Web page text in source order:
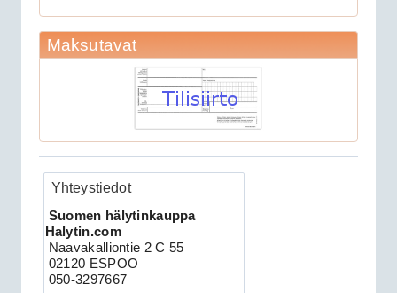
279.00€
Clifford 330X2 autohälytin +
ultraääniliikeilmaisin DEI 509U
Maksutavat
Yhteystiedot
Suomen hälytinkauppa
Halytin.com
Naavakalliontie 2 C 55
02120 ESPOO
050-3297667